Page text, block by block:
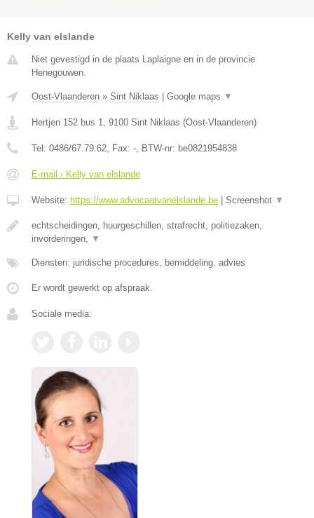
Kelly van elslande
Niet gevestigd in de plaats Laplaigne en in de provincie
Henegouwen.
Oost-Vlaanderen » Sint Niklaas Google maps ▼
Hertjen 152 bus 1 9100 Sint Niklaas (Oost-Vlaanderen)
Tel: 0486/67.79.62 , Fax: - , BTW-nr: be0821954838
E-mail › Kelly van elslande
Website: https://www.advocaatvanelslande.be Screenshot ▼
echtscheidingen, huurgeschillen, strafrecht, politiezaken,
invorderingen,
▼
Diensten: juridische procedures, bemiddeling, advies
Er wordt gewerkt op afspraak.
Sociale media: